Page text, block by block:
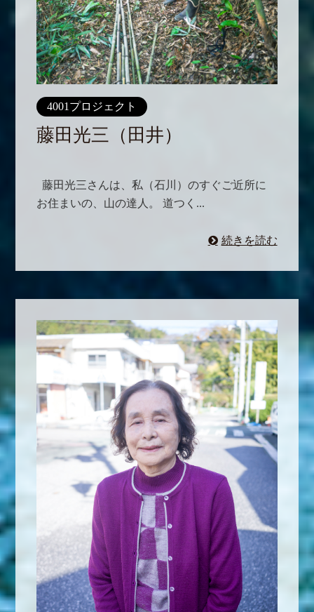
4001プロジェクト
藤田光三（田井）
藤田光三さんは、私（石川）のすぐご近所に
お住まいの、山の達人。 道つく...
続きを読む